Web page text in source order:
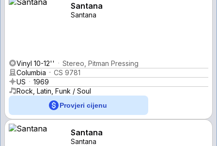
Santana
Santana
Vinyl 10-12''
Stereo, Pitman Pressing
Columbia
CS 9781
US
1969
Rock, Latin, Funk / Soul
Provjeri cijenu
Santana
Santana